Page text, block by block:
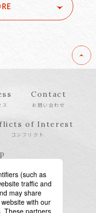
ス
Contact
お問い合わせ
of Interest
コンフリクト